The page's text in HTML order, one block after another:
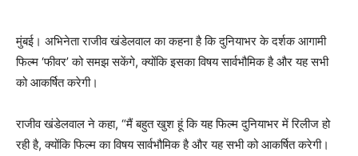
मुंबई। अभिनेता राजीव खंडेलवाल का कहना है कि दुनियाभर के दर्शक आगामी
फिल्म ‘फीवर’ को समझ सकेंगे, क्योंकि इसका विषय सार्वभौमिक है और यह सभी
को आकर्षित करेगी।
राजीव खंडेलवाल ने कहा, “मैं बहुत खुश हूं कि यह फिल्म दुनियाभर में रिलीज हो
रही है, क्योंकि फिल्म का विषय सार्वभौमिक है और यह सभी को आकर्षित करेगी।